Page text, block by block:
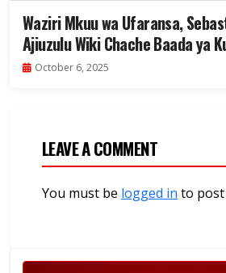
Waziri Mkuu wa Ufaransa,
Ajiuzulu Wiki Chache Baada ya
October 6, 2025
LEAVE A COMMENT
You must be logged in to post